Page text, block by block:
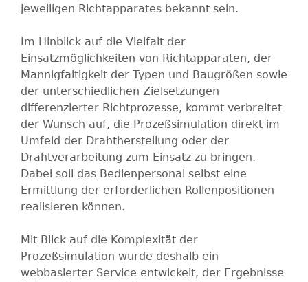
jeweiligen Richtapparates bekannt sein.
Im Hinblick auf die Vielfalt der
Einsatzmöglichkeiten von Richtapparaten, der
Mannigfaltigkeit der Typen und Baugrößen sowie
der unterschiedlichen Zielsetzungen
differenzierter Richtprozesse, kommt verbreitet
der Wunsch auf, die Prozeßsimulation direkt im
Umfeld der Drahtherstellung oder der
Drahtverarbeitung zum Einsatz zu bringen.
Dabei soll das Bedienpersonal selbst eine
Ermittlung der erforderlichen Rollenpositionen
realisieren können.
Mit Blick auf die Komplexität der
Prozeßsimulation wurde deshalb ein
webbasierter Service entwickelt, der Ergebnisse